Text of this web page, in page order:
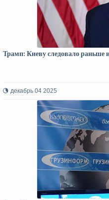
Трамп: Киеву следовало раньше
декабрь 04 2025